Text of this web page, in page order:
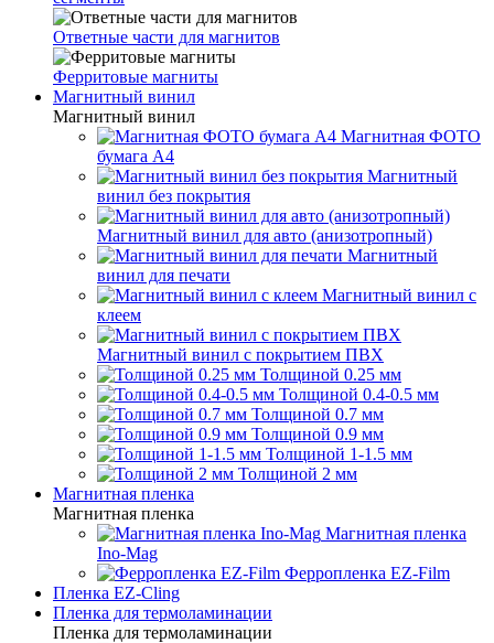
Ответные части для магнитов
Ферритовые магниты
Магнитный винил
Магнитный винил
Магнитная ФОТО
бумага А4
Магнитный
винил без покрытия
Магнитный винил для авто (анизотропный)
Магнитный
винил для печати
Магнитный винил с
клеем
Магнитный винил с покрытием ПВХ
Толщиной 0.25 мм
Толщиной 0.4-0.5 мм
Толщиной 0.7 мм
Толщиной 0.9 мм
Толщиной 1-1.5 мм
Толщиной 2 мм
Магнитная пленка
Магнитная пленка
Магнитная пленка
Ino-Mag
Ферропленка EZ-Film
Пленка EZ-Cling
Пленка для термоламинации
Пленка для термоламинации